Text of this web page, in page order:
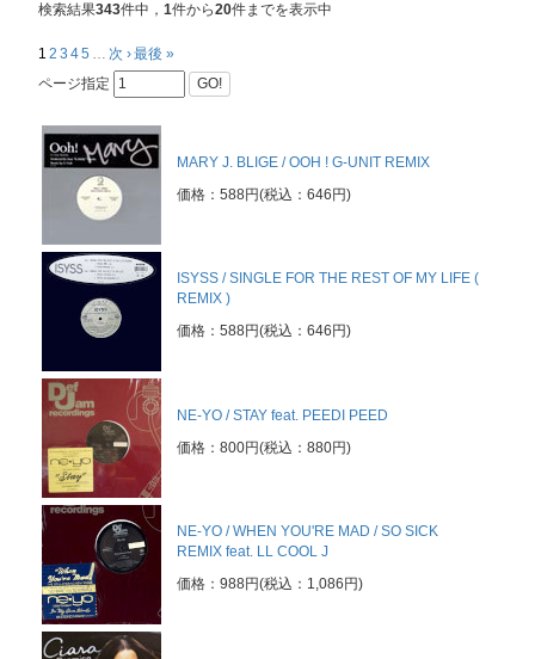
※買取に関するメールは
検索結果343件中，1件から20件までを表示中
1 2 3 45 … 次 ›最後 »
ページ指定
GO!
MARY J. BLIGE / OOH ! G-UNIT REMIX
価格：588円(税込：646円)
ISYSS / SINGLE FOR THE REST OF MY LIFE (
REMIX )
価格：588円(税込：646円)
NE-YO / STAY feat. PEEDI PEED
価格：800円(税込：880円)
NE-YO / WHEN YOU'RE MAD / SO SICK
REMIX feat. LL COOL J
価格：988円(税込：1,086円)